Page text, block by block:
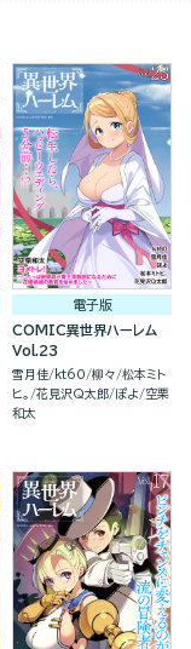
電子版
COMIC異世界ハーレム
Vol.23
雪月佳 kt60 柳々 松本ミト
ヒ。
花見沢Q太郎 ぽよ
空栗
和太